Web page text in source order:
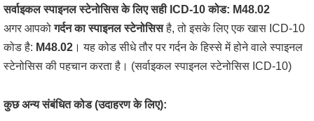
सर्वाइकल स्पाइनल स्टेनोसिस के लिए सही ICD-10 कोड: M48.02
अगर आपकोगर्दन का स्पाइनल स्टेनोसिसहै, तो इसके लिए एक खास ICD-10
कोड है: M48.02 । यह कोड सीधे तौर पर गर्दन के हिस्से में होने वाले स्पाइनल
स्टेनोसिस की पहचान करता है। (सर्वाइकल स्पाइनल स्टेनोसिस ICD-10)
कुछ अन्य संबंधित कोड (उदाहरण के लिए):